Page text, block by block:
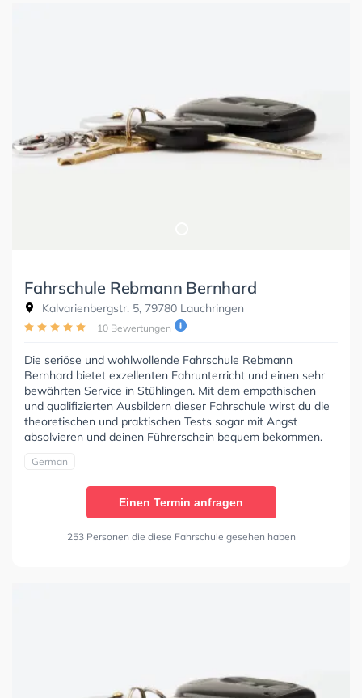
Fahrschule Rebmann Bernhard
Kalvarienbergstr. 5, 79780 Lauchringen
10 Bewertungen
Die seriöse und wohlwollende Fahrschule Rebmann
Bernhard bietet exzellenten Fahrunterricht und einen sehr
bewährten Service in Stühlingen. Mit dem empathischen
und qualifizierten Ausbildern dieser Fahrschule wirst du die
theoretischen und praktischen Tests sogar mit Angst
absolvieren und deinen Führerschein bequem bekommen.
German
Einen Termin anfragen
253 Personen die diese Fahrschule gesehen haben